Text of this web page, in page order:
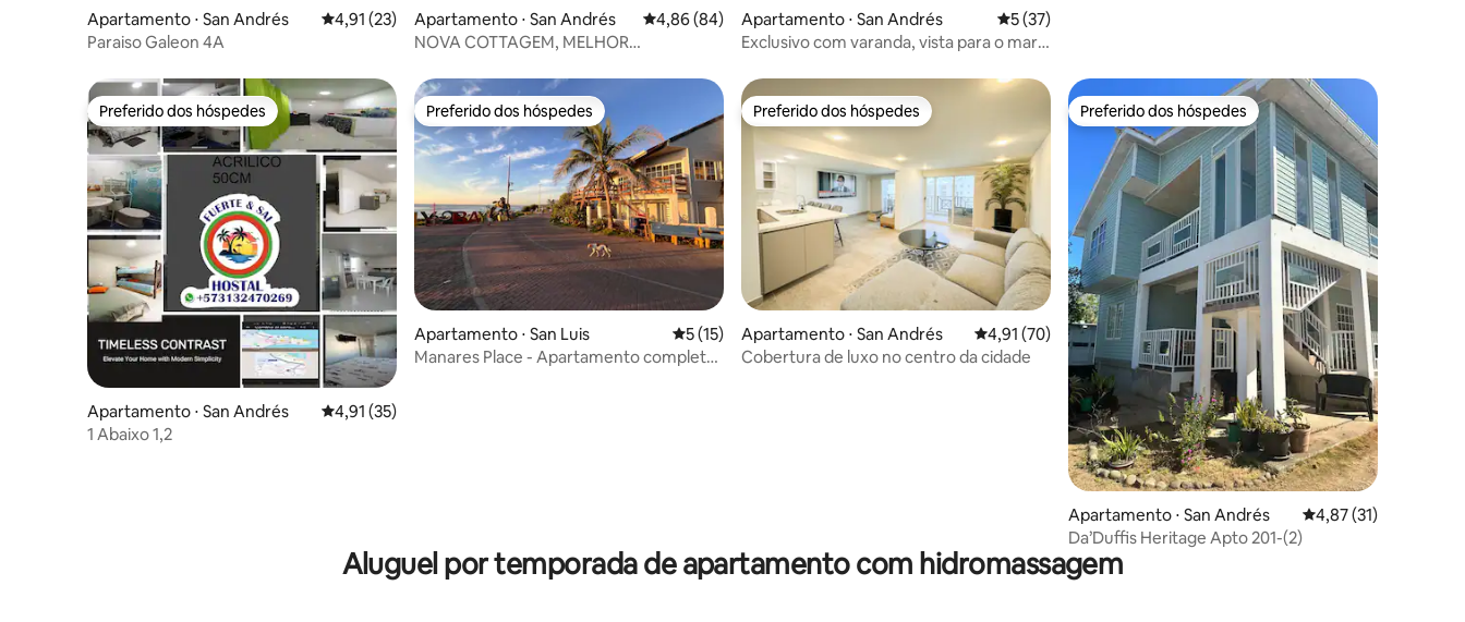
Apartamento ⋅ San Andrés 4,91 de uma avaliação média de 5, 23 avaliações
4,91 (23)
Paraiso Galeon 4A
Apartamento ⋅ San Andrés 4,86 de uma avaliação média de 5, 84 avaliações
4,86 (84)
NOVA COTTAGEM, MELHOR
Apartamento ⋅ San Andrés 5 de uma avaliação média de 5, 37 avaliações
5 (37)
Exclusivo com varanda, vista para o mar e
Preferido dos hóspedes
Preferido dos hóspedes
Apartamento ⋅ San Andrés 4,91 de uma avaliação média de 5, 35 avaliações
4,91 (35)
1 Abaixo 1,2
Preferido dos hóspedes
Preferido dos hóspedes
Apartamento ⋅ San Luis 5 de uma avaliação média de 5, 15 avaliações
5 (15)
Manares Place - Apartamento completo
Preferido dos hóspedes
Preferido dos hóspedes
Apartamento ⋅ San Andrés 4,91 de uma avaliação média de 5, 70 avaliações
4,91 (70)
Cobertura de luxo no centro da cidade
Preferido dos hóspedes
Preferido dos hóspedes
Apartamento ⋅ San Andrés 4,87 de uma
4,87 (31)
Da’Duffis Heritage Apto 201-(2)
Aluguel por temporada de apartamento com hidromassagem